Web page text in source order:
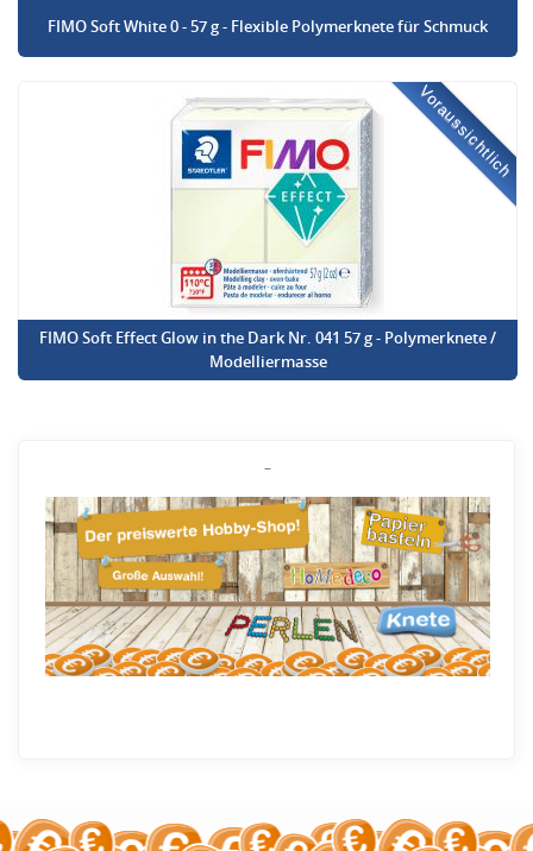
FIMO Soft White 0 - 57 g - Flexible Polymerknete für Schmuck
Voraussichtlich
FIMO Soft Effect Glow in the Dark Nr. 041 57 g - Polymerknete /
Modelliermasse